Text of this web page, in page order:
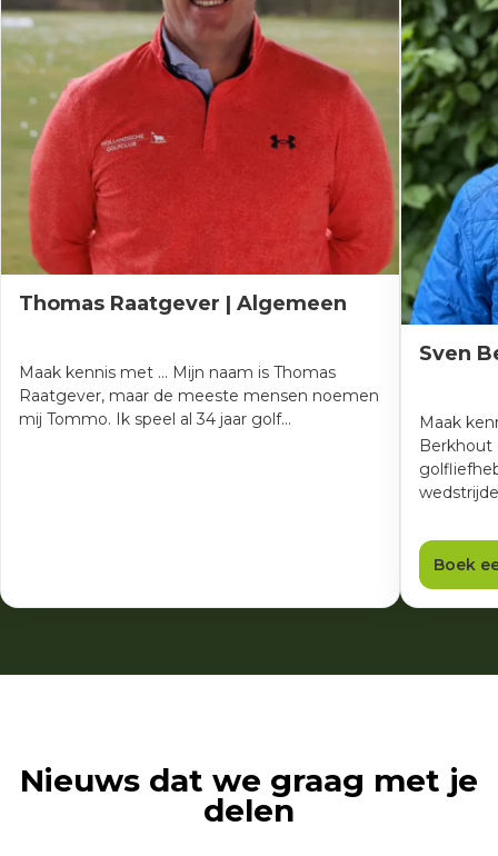
Thomas Raatgever | Algemeen
Maak kennis met ... Mijn naam is Thomas
Raatgever, maar de meeste mensen noemen
mij Tommo. Ik speel al 34 jaar golf…
Sven
Maak
Berkhout
Boek
Nieuws dat we graag met je
delen